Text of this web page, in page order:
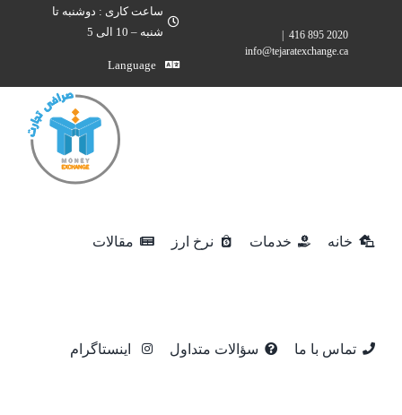
2020 895 416
info@tejaratexchange.ca
ساعت کاری : دوشنبه تا
شنبه – 10 الی 5
Language
خانه خدمات نرخ ارز مقالات
تماس با ما سؤالات متداول اینستاگرام